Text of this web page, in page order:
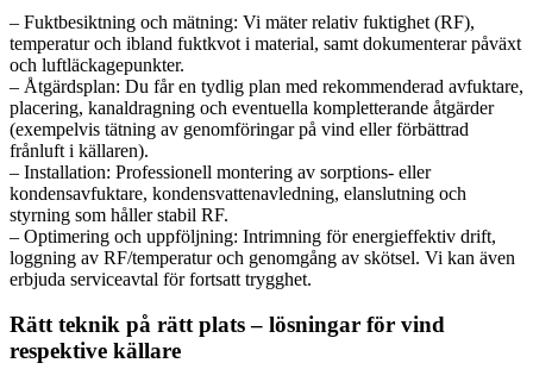
– Fuktbesiktning och mätning: Vi mäter relativ fuktighet (RF),
temperatur och ibland fuktkvot i material, samt dokumenterar påväxt
och luftläckagepunkter.
– Åtgärdsplan: Du får en tydlig plan med rekommenderad avfuktare,
placering, kanaldragning och eventuella kompletterande åtgärder
(exempelvis tätning av genomföringar på vind eller förbättrad
frånluft i källaren).
– Installation: Professionell montering av sorptions- eller
kondensavfuktare, kondensvattenavledning, elanslutning och
styrning som håller stabil RF.
– Optimering och uppföljning: Intrimning för energieffektiv drift,
loggning av RF/temperatur och genomgång av skötsel. Vi kan även
erbjuda serviceavtal för fortsatt trygghet.
Rätt teknik på rätt plats – lösningar för vind
respektive källare